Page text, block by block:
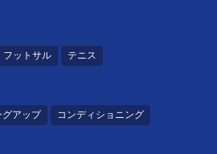
フットサル テニス
グアップ コンディショニング